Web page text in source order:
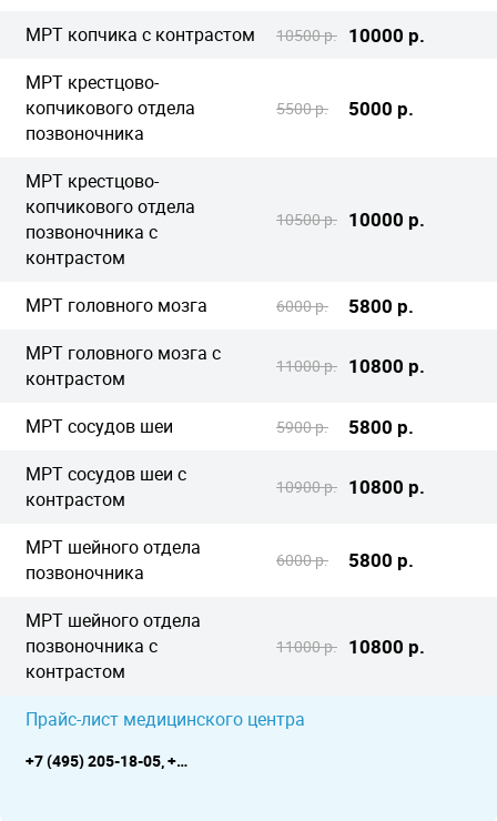
МРТ копчика с контрастом 10500 р. 10000 р.
МРТ крестцово-
копчикового отдела
позвоночника
5500 р. 5000 р.
МРТ крестцово-
копчикового отдела
позвоночника с
контрастом
10500 р. 10000 р.
МРТ головного мозга 6000 р. 5800 р.
МРТ головного мозга с
контрастом
11000 р. 10800 р.
МРТ сосудов шеи 5900 р. 5800 р.
МРТ сосудов шеи с
контрастом
10900 р. 10800 р.
МРТ шейного отдела
позвоночника
6000 р. 5800 р.
МРТ шейного отдела
позвоночника с
контрастом
11000 р. 10800 р.
Прайс-лист медицинского центра
+7 (495) 205-18-05, +7 (495) 782-50-70, WhatsApp +7 (925) 459-15-70